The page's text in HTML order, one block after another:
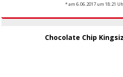
* am 6.06.2017 um 18:21
Chocolate Chip